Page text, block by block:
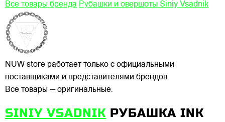
Все товары бренда Рубашки и овершоты Siniy Vsadnik
NUW store работает только с официальными
поставщиками и представителями брендов.
Все товары — оригинальные.
SINIY VSADNIK РУБАШКА INK